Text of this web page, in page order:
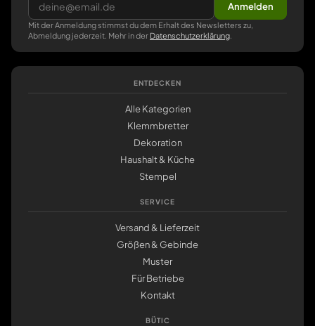
Anmelden
Mit der Anmeldung stimmst du dem Erhalt des Newsletters zu,
Abmeldung jederzeit. Mehr in der Datenschutzerklärung
ENTDECKEN
Alle Kategorien
Klemmbretter
Dekoration
Haushalt & Küche
Stempel
SERVICE
Versand & Lieferzeit
Größen & Gebinde
Muster
Für Betriebe
Kontakt
BÜTIC